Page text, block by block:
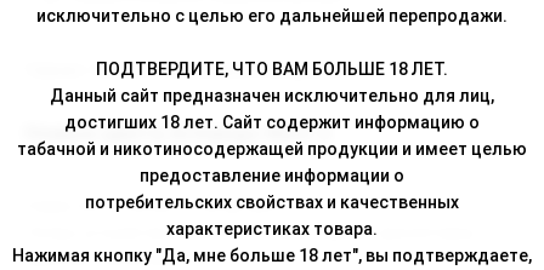
Новости / Новые цвета Armango Best 2
Новые цвета Armango Best 2
Новое поступление Armango Best 2!
Теперь устройство доступно в 3 новых цветах: фиолетовом,
красном и зелёном.
исключительно с целью его дальнейшей перепродажи.
ПОДТВЕРДИТЕ, ЧТО ВАМ БОЛЬШЕ 18 ЛЕТ.
Данный сайт предназначен исключительно для лиц,
достигших 18 лет. Сайт содержит информацию о
табачной и никотиносодержащей продукции и имеет целью
предоставление информации о
потребительских свойствах и качественных
характеристиках товара.
Нажимая кнопку "Да, мне больше 18 лет", вы подтверждаете,